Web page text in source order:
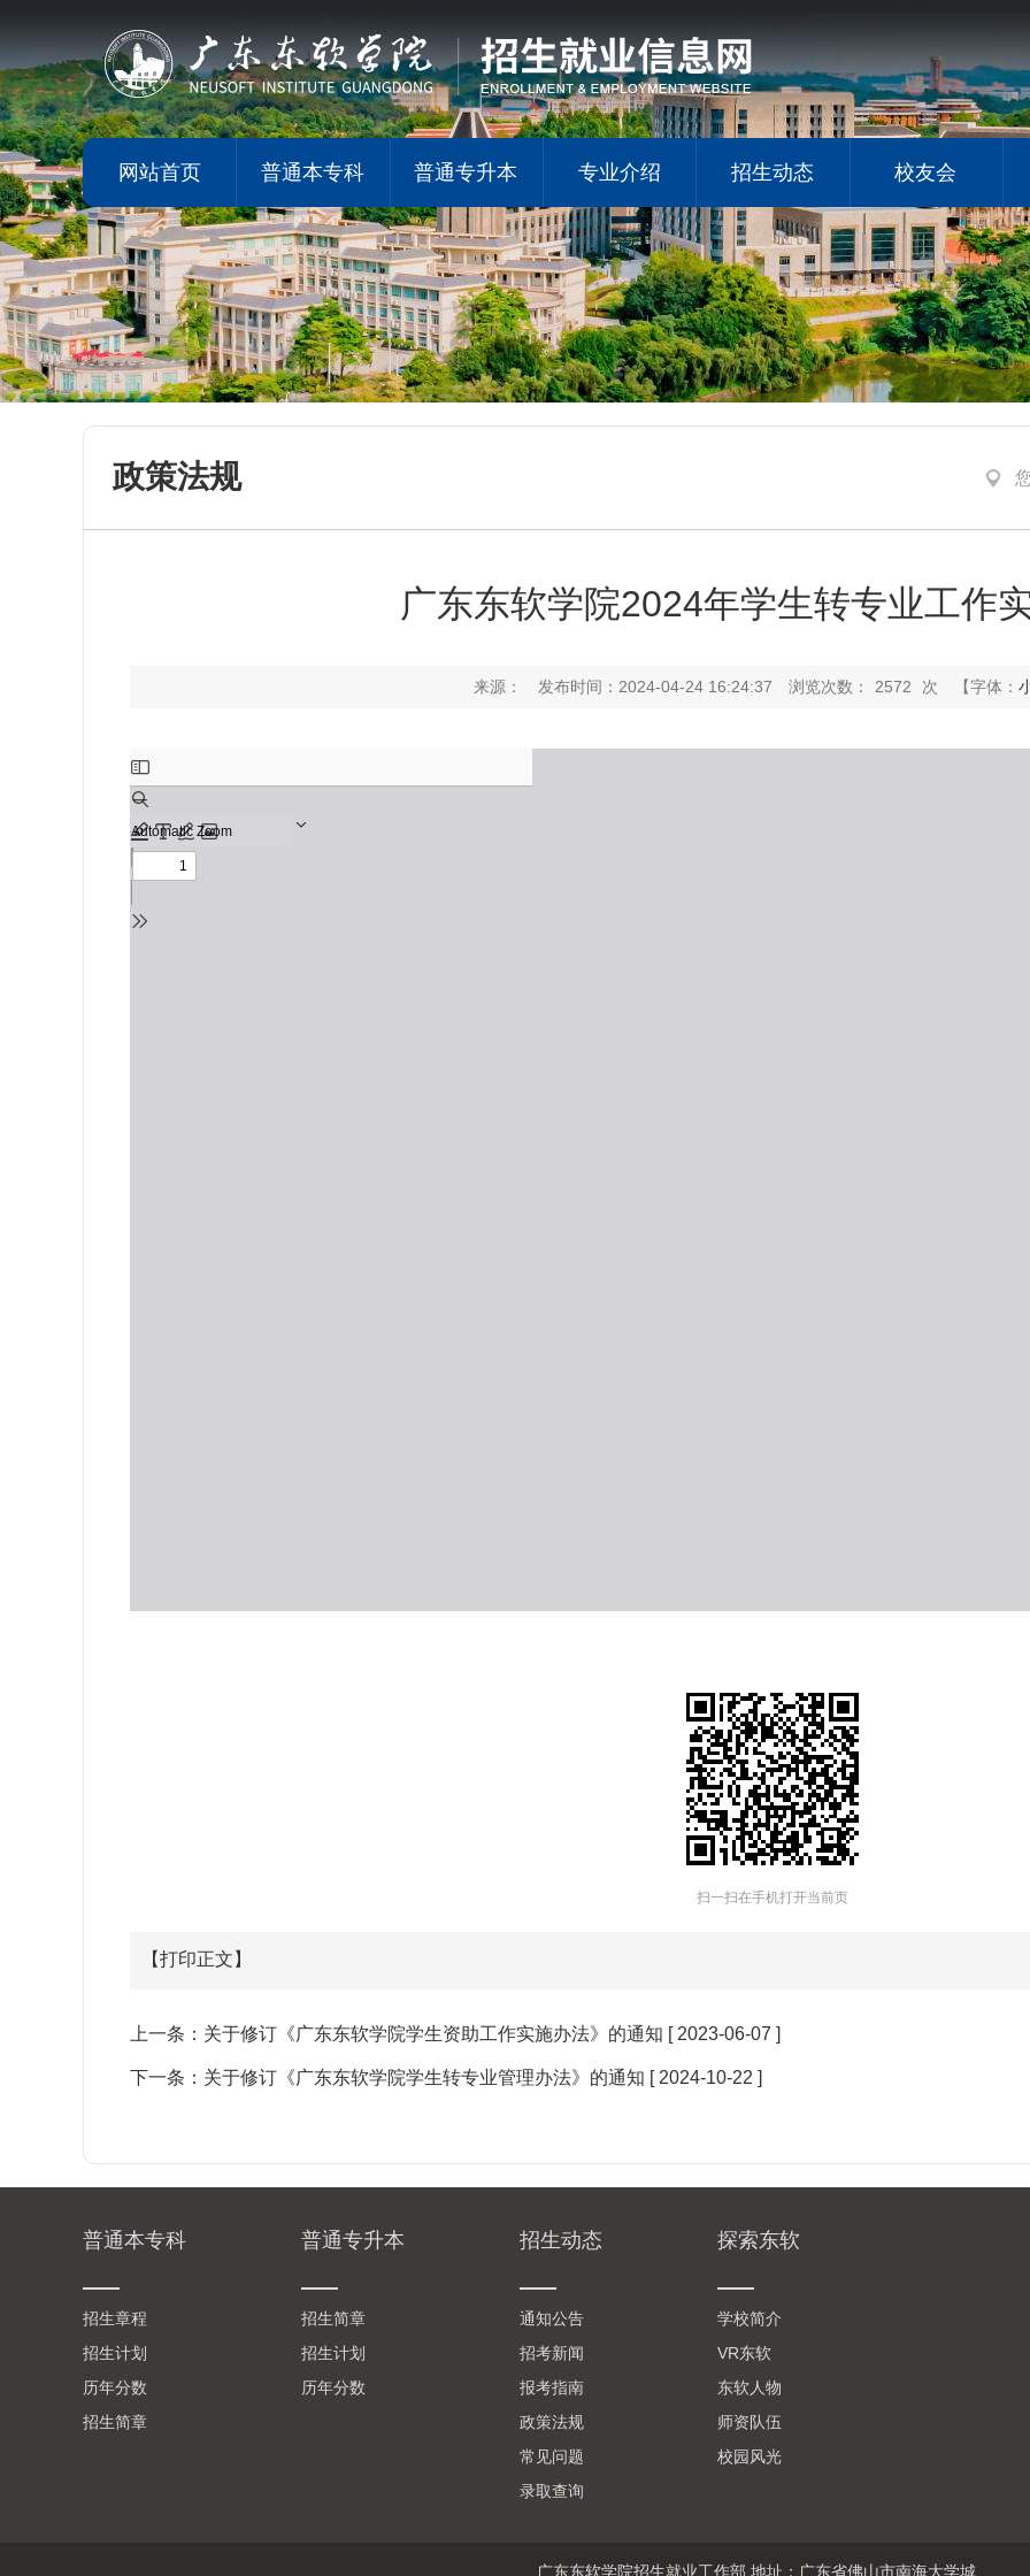
手机
网站首页 普通本专科 普通专升本 专业介绍 招生动态 校友会
政策法规
广东东软学院2024年学生转专业工作
来源： 发布时间：2024-04-24 16:24:37 浏览次数： 2572 次 【字体：
扫一扫在手机打开当前页
【打印正文】
上一条： 关于修订《广东东软学院学生资助工作实施办法》的通知 [ 2023-06-07 ]
下一条： 关于修订《广东东软学院学生转专业管理办法》的通知 [ 2024-10-22 ]
普通本专科
_
招生章程
招生计划
历年分数
招生简章
普通专升本
_
招生简章
招生计划
历年分数
招生动态
_
通知公告
招考新闻
报考指南
政策法规
常见问题
录取查询
探索东软
_
学校简介
VR东软
东软人物
师资队伍
校园风光
广东东软学院招生就业工作部 地址：广东省佛山市南海大学城